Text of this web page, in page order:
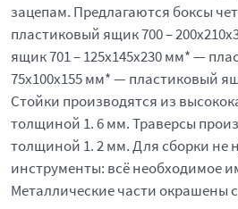
зацепам. Предлагаются боксы
пластиковый ящик 700 –
ящик 701 – 125x145x230 мм* —
75x100x155 мм* — пластиковый
Стойки производятся из
толщиной 1. 6 мм. Траверсы
толщиной 1. 2 мм. Для сборки не
инструменты: всё необходимое
Металлические части окрашены